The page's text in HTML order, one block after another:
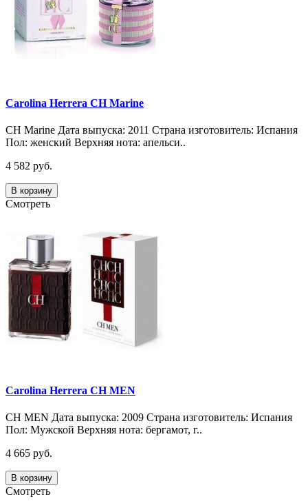
Carolina Herrera CH Marine
CH Marine Дата выпуска: 2011 Страна изготовитель: Испания
Пол: женский Верхняя нота: апельси..
4 582 руб.
В корзину
Смотреть
Carolina Herrera CH MEN
CH MEN Дата выпуска: 2009 Страна изготовитель: Испания
Пол: Мужской Верхняя нота: бергамот, г..
4 665 руб.
В корзину
Смотреть